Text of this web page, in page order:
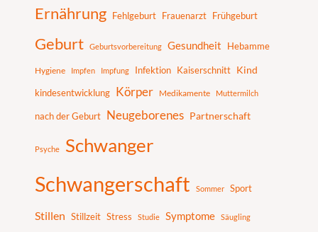
Ernährung Fehlgeburt Frauenarzt Frühgeburt
Geburt Geburtsvorbereitung Gesundheit Hebamme
Hygiene Impfen Impfung Infektion Kaiserschnitt Kind
kindesentwicklung Körper Medikamente Muttermilch
nach der Geburt Neugeborenes Partnerschaft
Psyche Schwanger
Schwangerschaft Sommer Sport
Stillen Stillzeit Stress Studie Symptome Säugling
n